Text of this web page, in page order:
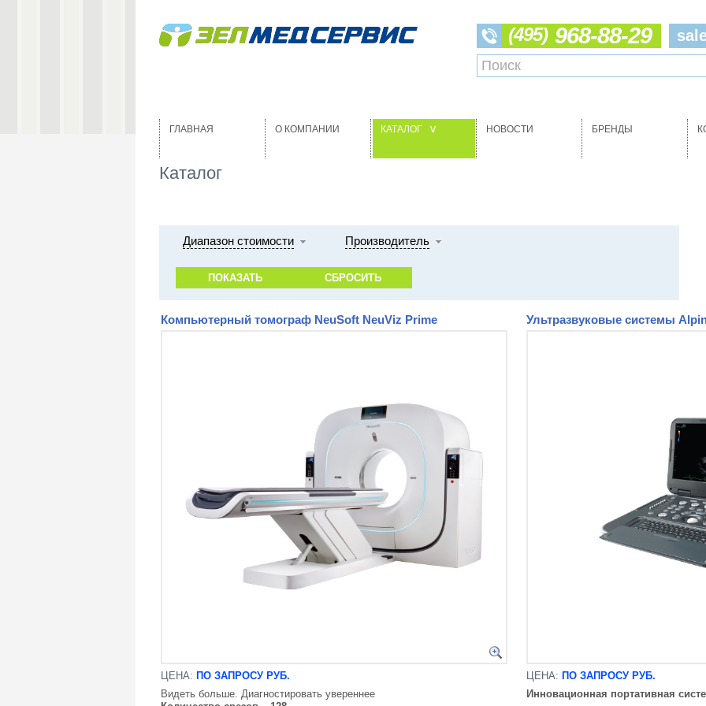
(495) 968-88-29
Каталог
ГЛАВНАЯ О КОМПАНИИ КАТАЛОГ > НОВОСТИ БРЕНДЫ
Диапазон стоимости Производитель
Компьютерный томограф NeuSoft NeuViz Prime
ЦЕНА: ПО ЗАПРОСУ РУБ.
Видеть больше. Диагностировать увереннее
Ультразвуковые системы
ЦЕНА: ПО ЗАПРОСУ РУБ.
Инновационная портативная